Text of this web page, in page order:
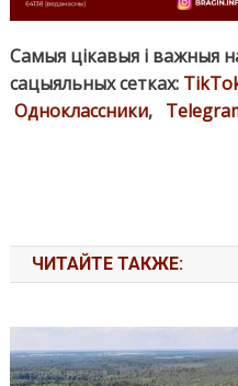
Самыя цікавыя і важныя
сацыяльных сетках:
Одноклассники,
ЧИТАЙТЕ ТАКЖЕ: